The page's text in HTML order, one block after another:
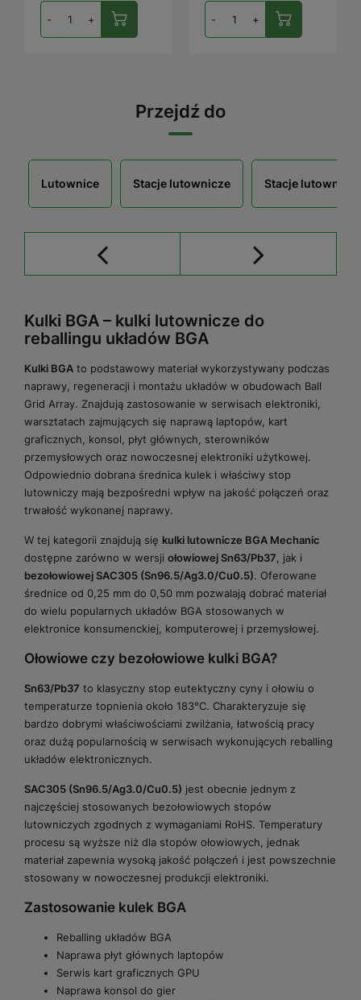
- + - +
Przejdź do
Lutownice Stacje lutownicze Stacje
Kulki BGA – kulki lutownicze do
reballingu układów BGA
Kulki BGA to podstawowy materiał wykorzystywany podczas
naprawy, regeneracji i montażu układów w obudowach Ball
Grid Array. Znajdują zastosowanie w serwisach elektroniki,
warsztatach zajmujących się naprawą laptopów, kart
graficznych, konsol, płyt głównych, sterowników
przemysłowych oraz nowoczesnej elektroniki użytkowej.
Odpowiednio dobrana średnica kulek i właściwy stop
lutowniczy mają bezpośredni wpływ na jakość połączeń oraz
trwałość wykonanej naprawy.
W tej kategorii znajdują się kulki lutownicze BGA Mechanic
dostępne zarówno w wersji ołowiowej Sn63/Pb37 , jak i
bezołowiowej SAC305 (Sn96.5/Ag3.0/Cu0.5). Oferowane
średnice od 0,25 mm do 0,50 mm pozwalają dobrać materiał
do wielu popularnych układów BGA stosowanych w
elektronice konsumenckiej, komputerowej i przemysłowej.
Ołowiowe czy bezołowiowe kulki BGA?
Sn63/Pb37 to klasyczny stop eutektyczny cyny i ołowiu o
temperaturze topnienia około 183°C. Charakteryzuje się
bardzo dobrymi właściwościami zwilżania, łatwością pracy
oraz dużą popularnością w serwisach wykonujących reballing
układów elektronicznych.
SAC305 (Sn96.5/Ag3.0/Cu0.5) jest obecnie jednym z
najczęściej stosowanych bezołowiowych stopów
lutowniczych zgodnych z wymaganiami RoHS. Temperatury
procesu są wyższe niż dla stopów ołowiowych, jednak
materiał zapewnia wysoką jakość połączeń i jest powszechnie
stosowany w nowoczesnej produkcji elektroniki.
Zastosowanie kulek BGA
Reballing układów BGA
Naprawa płyt głównych laptopów
Serwis kart graficznych GPU
Naprawa konsol do gier